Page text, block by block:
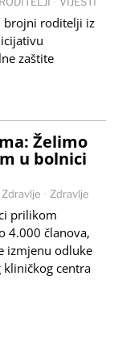
brojni roditelji iz
zaštite
Želimo
u bolnici
Zdravlje · Zdravlje
prilikom
4.000 članova,
izmjenu odluke
centra